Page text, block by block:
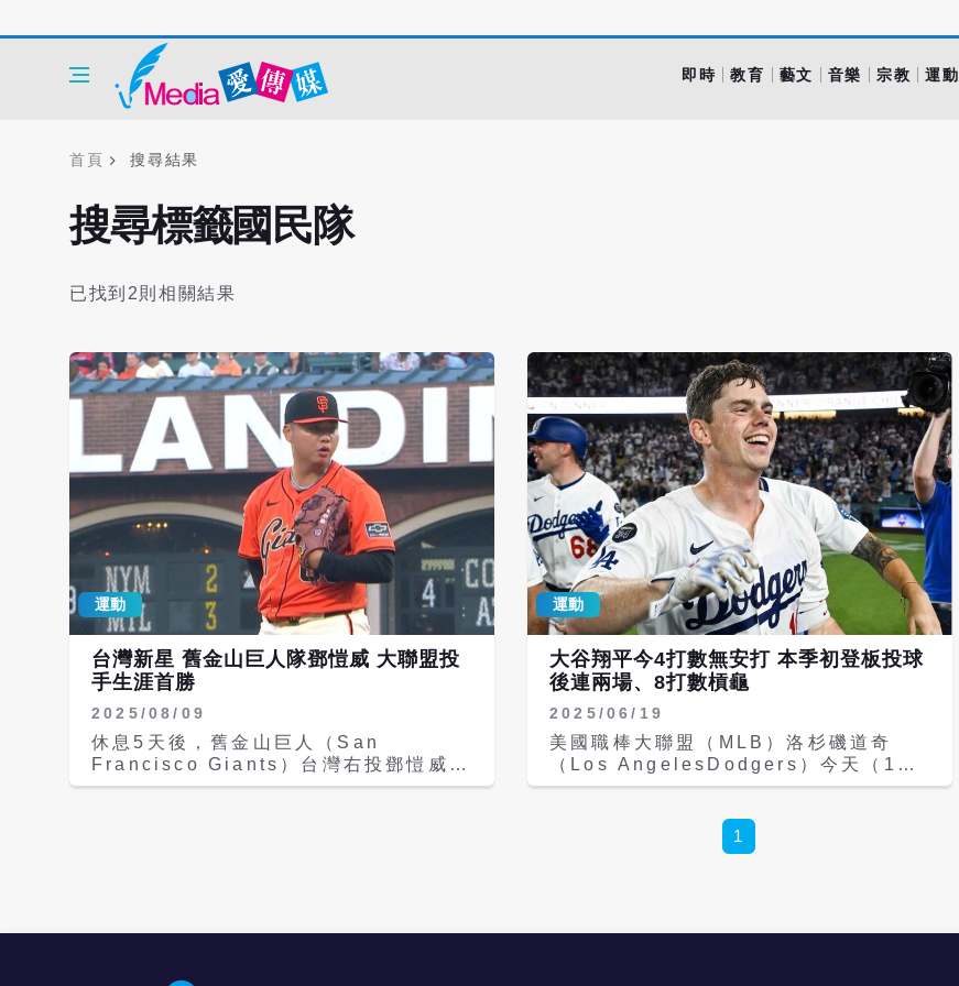
即時 教育 藝文 音樂 宗教 運動
首頁 搜尋結果
搜尋標籤國民隊
已找到2則相關結果
運動
台灣新星 舊金山巨人隊鄧愷威 大聯盟投
手生涯首勝
2025/08/09
休息5天後，舊金山巨人（San
Francisco Giants）台灣右投鄧愷威本
季首次在主場甲骨文球場登板，於系列賽
運動
大谷翔平今4打數無安打 本季初登板投球
後連兩場、8打數槓龜
2025/06/19
美國職棒大聯盟（MLB）洛杉磯道奇
（Los AngelesDodgers）今天（19
日）對聖地牙哥教士（San
Smith）再見全壘打，以4比3逆轉贏
球，取得近期5連勝。道奇總教練羅伯斯
1